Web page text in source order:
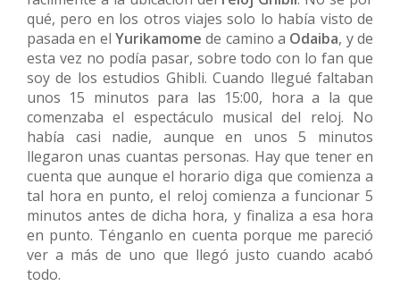
qué, pero en los otros viajes solo lo había visto de
pasada en el Yurikamomede camino a Odaiba, y de
esta vez no podía pasar, sobre todo con lo fan que
soy de los estudios Ghibli. Cuando llegué faltaban
unos 15 minutos para las 15:00, hora a la que
comenzaba el espectáculo musical del reloj. No
había casi nadie, aunque en unos 5 minutos
llegaron unas cuantas personas. Hay que tener en
cuenta que aunque el horario diga que comienza a
tal hora en punto, el reloj comienza a funcionar 5
minutos antes de dicha hora, y finaliza a esa hora
en punto. Ténganlo en cuenta porque me pareció
ver a más de uno que llegó justo cuando acabó
todo.